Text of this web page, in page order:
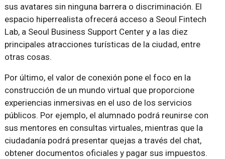
sus avatares sin ninguna barrera o discriminación. El
espacio hiperrealista ofrecerá acceso a Seoul Fintech
Lab, a Seoul Business Support Center y a las diez
principales atracciones turísticas de la ciudad, entre
otras cosas.
Por último, el valor de conexión pone el foco en la
construcción de un mundo virtual que proporcione
experiencias inmersivas en el uso de los servicios
públicos. Por ejemplo, el alumnado podrá reunirse con
sus mentores en consultas virtuales, mientras que la
ciudadanía podrá presentar quejas a través del chat,
obtener documentos oficiales y pagar sus impuestos.